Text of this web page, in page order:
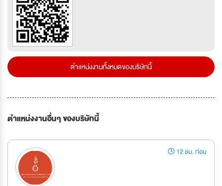
ตำแหน่งงานทั้งหมดของบริษัทนี้
ตำแหน่งงานอื่นๆ ของบริษัทนี้
12 ชม. ก่อน